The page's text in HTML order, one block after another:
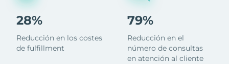
28%
Reducción en los costes
de fulfillment
79%
Reducción en el
número de consultas
en atención al cliente